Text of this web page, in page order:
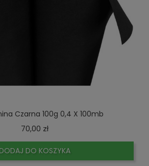
Czarna 100g 0,4 X 100mb
70,00 złCena
DODAJ DO KOSZYKA